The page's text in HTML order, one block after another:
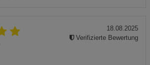
18.08.2025
Verifizierte Bewertung